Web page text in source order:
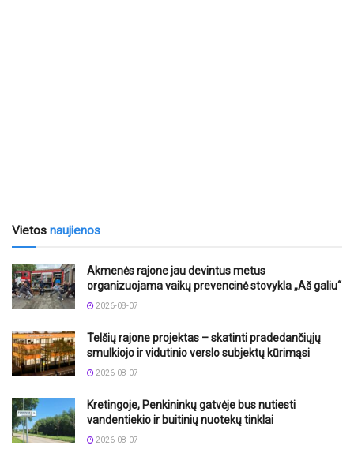
Vietos naujienos
Akmenės rajone jau devintus metus
organizuojama vaikų prevencinė stovykla „Aš galiu“
2026-08-07
Telšių rajone projektas – skatinti pradedančiųjų
smulkiojo ir vidutinio verslo subjektų kūrimąsi
2026-08-07
Kretingoje, Penkininkų gatvėje bus nutiesti
vandentiekio ir buitinių nuotekų tinklai
2026-08-07